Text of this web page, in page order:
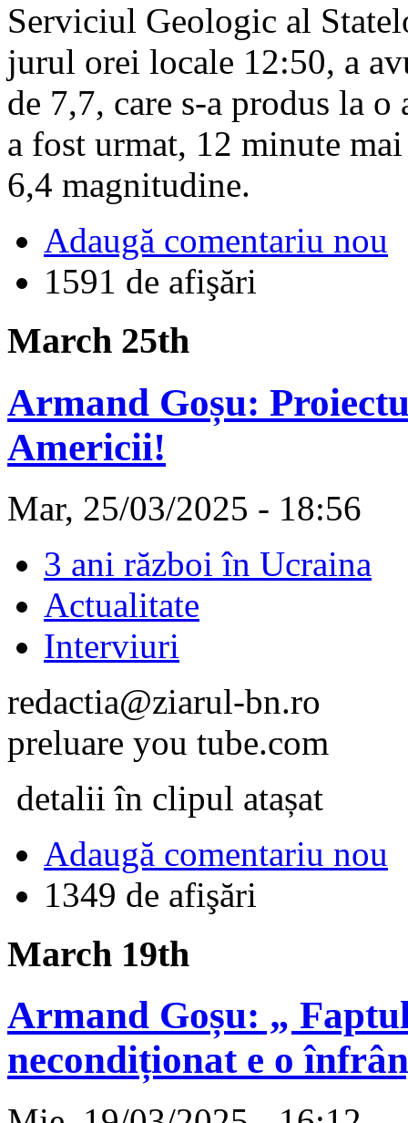
Serviciul Geologic al
jurul orei locale 12:50, a
de 7,7, care s-a produs la
a fost urmat, 12 minute
6,4 magnitudine.
Adaugă comentariu nou
1591 de afişări
March 25th
Armand Goșu:
Americii!
Mar, 25/03/2025 - 18:56
3 ani război în Ucraina
Actualitate
Interviuri
redactia@ziarul-bn.ro
preluare you tube.com
detalii în clipul atașat
Adaugă comentariu nou
1349 de afişări
March 19th
Armand Goșu: „
necondiționat e o